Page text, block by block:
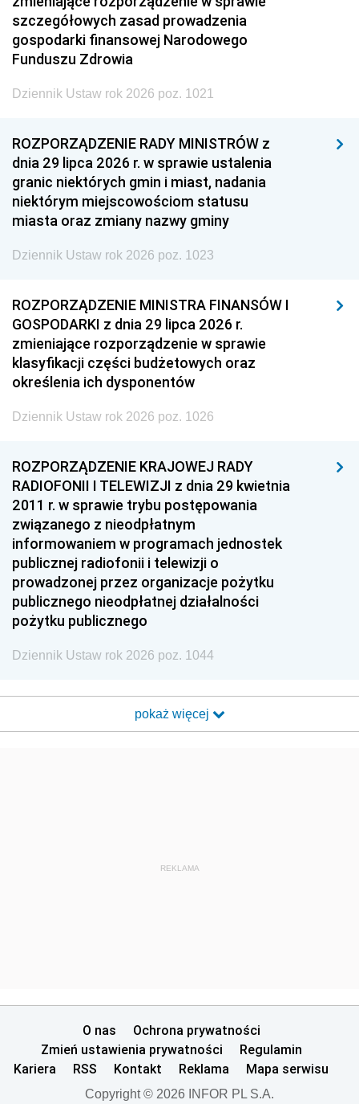
szczegółowych zasad prowadzenia
gospodarki finansowej Narodowego
Funduszu Zdrowia
Dziennik Ustaw rok 2026 poz. 1021
ROZPORZĄDZENIE RADY MINISTRÓW z
dnia 29 lipca 2026 r. w sprawie ustalenia
granic niektórych gmin i miast, nadania
niektórym miejscowościom statusu
miasta oraz zmiany nazwy gminy
Dziennik Ustaw rok 2026 poz. 1023
ROZPORZĄDZENIE MINISTRA FINANSÓW I
GOSPODARKI z dnia 29 lipca 2026 r.
zmieniające rozporządzenie w sprawie
klasyfikacji części budżetowych oraz
określenia ich dysponentów
Dziennik Ustaw rok 2026 poz. 1026
ROZPORZĄDZENIE KRAJOWEJ RADY
RADIOFONII I TELEWIZJI z dnia 29 kwietnia
2011 r. w sprawie trybu postępowania
związanego z nieodpłatnym
informowaniem w programach jednostek
publicznej radiofonii i telewizji o
prowadzonej przez organizacje pożytku
publicznego nieodpłatnej działalności
pożytku publicznego
Dziennik Ustaw rok 2026 poz. 1044
pokaż więcej
REKLAMA
O nas
Ochrona prywatności
Zmień ustawienia prywatności
Regulamin
Kariera
RSS Kontakt Reklama Mapa serwisu
Copyright © 2026 INFOR PL S.A.